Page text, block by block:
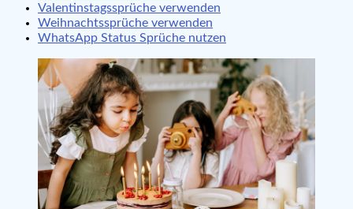
Valentinstagssprüche verwenden
Weihnachtssprüche verwenden
WhatsApp Status Sprüche nutzen